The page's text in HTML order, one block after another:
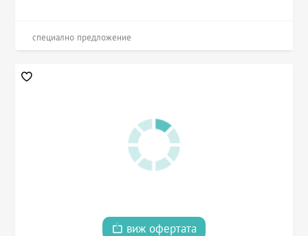
специално предложение
виж офертата